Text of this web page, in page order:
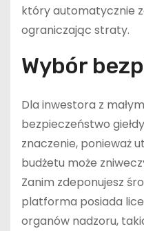
który automatycznie
ograniczając straty.
Wybór
Dla inwestora z
bezpieczeństwo
znaczenie, ponieważ
budżetu może
Zanim zdeponujesz
platforma posiada
organów nadzoru,